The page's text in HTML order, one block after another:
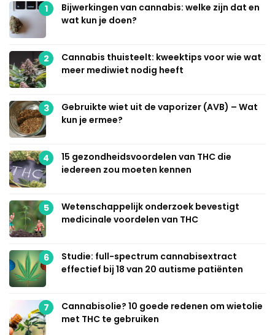
1
Bijwerkingen van cannabis: welke zijn dat en
wat kun je doen?
2
Cannabis thuisteelt: kweektips voor wie wat
meer mediwiet nodig heeft
3
Gebruikte wiet uit de vaporizer (AVB) – Wat
kun je ermee?
4
15 gezondheidsvoordelen van THC die
iedereen zou moeten kennen
5
Wetenschappelijk onderzoek bevestigt
medicinale voordelen van THC
6
Studie: full-spectrum cannabisextract
effectief bij 18 van 20 autisme patiënten
7
Cannabisolie? 10 goede redenen om wietolie
met THC te gebruiken